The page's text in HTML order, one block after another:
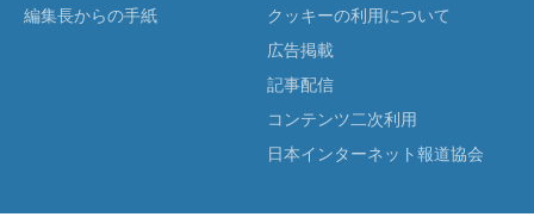
編集長からの手紙
クッキーの利用について
広告掲載
記事配信
コンテンツ二次利用
日本インターネット報道協会